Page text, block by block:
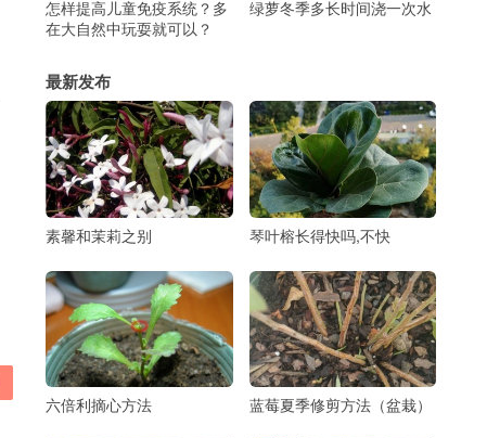
怎样提高儿童免疫系统？多
在大自然中玩耍就可以？
绿萝冬季多长时间浇一次水
最新发布
素馨和茉莉之别 琴叶榕长得快吗,不快
六倍利摘心方法 蓝莓夏季修剪方法（盆栽）